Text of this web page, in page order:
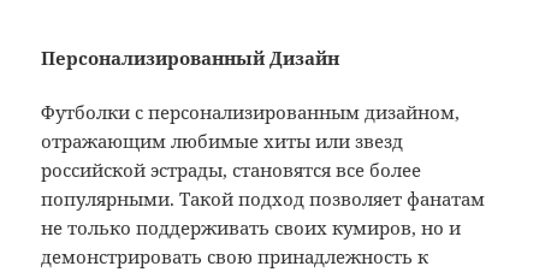
Персонализированный Дизайн
Футболки с персонализированным дизайном,
отражающим любимые хиты или звезд
российской эстрады, становятся все более
популярными. Такой подход позволяет фанатам
не только поддерживать своих кумиров, но и
демонстрировать свою принадлежность к